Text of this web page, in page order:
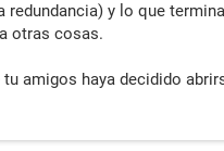
redundancia) y lo que
otras cosas.
amigos haya decidido